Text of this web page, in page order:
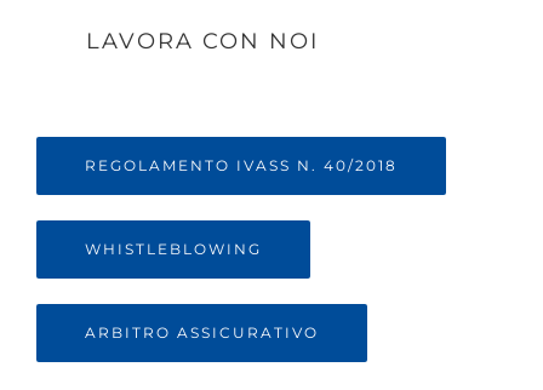
LAVORA CON NOI
REGOLAMENTO IVASS N. 40/2018
WHISTLEBLOWING
ARBITRO ASSICURATIVO